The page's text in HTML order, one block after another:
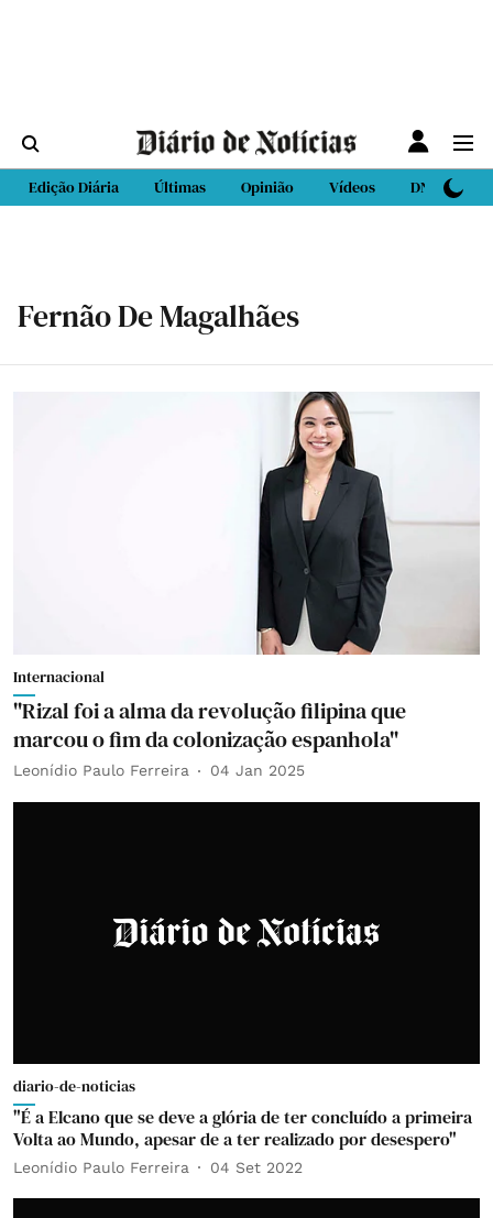
Edição Diária Últimas Opinião Vídeos DN Sport
Fernão De Magalhães
Internacional
"Rizal foi a alma da revolução filipina que
marcou o fim da colonização espanhola"
Leonídio Paulo Ferreira 04 Jan 2025
diario-de-noticias
"É a Elcano que se deve a glória de ter concluído a primeira
Volta ao Mundo, apesar de a ter realizado por desespero"
Leonídio Paulo Ferreira 04 Set 2022